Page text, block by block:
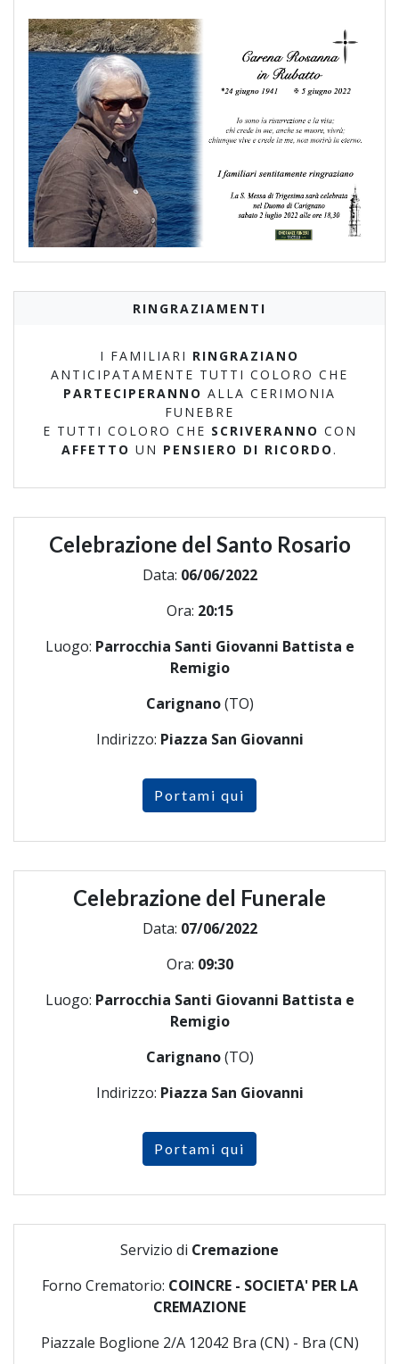
RINGRAZIAMENTI
I FAMILIARI RINGRAZIANO
ANTICIPATAMENTE TUTTI COLORO CHE
PARTECIPERANNO ALLA CERIMONIA
FUNEBRE
E TUTTI COLORO CHE SCRIVERANNO CON
AFFETTO UN PENSIERO DI RICORDO .
Celebrazione del Santo Rosario
Data: 06/06/2022
Ora: 20:15
Luogo: Parrocchia Santi Giovanni Battista e
Remigio
Carignano(TO)
Indirizzo: Piazza San Giovanni
Portami qui
Celebrazione del Funerale
Data: 07/06/2022
Ora: 09:30
Luogo: Parrocchia Santi Giovanni Battista e
Remigio
Carignano(TO)
Indirizzo: Piazza San Giovanni
Portami qui
Servizio di Cremazione
Forno Crematorio: COINCRE - SOCIETA' PER LA
CREMAZIONE
Piazzale Boglione 2/A 12042 Bra (CN) - Bra (CN)